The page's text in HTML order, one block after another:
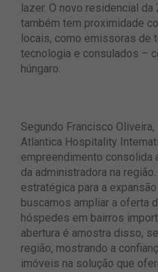
lazer. O novo residencial da
também tem proximidade
locais, como emissoras de
tecnologia e consulados –
húngaro.
Segundo Francisco
Atlantica Hospitality
empreendimento consolida
da administradora na
estratégica para a
buscamos ampliar a oferta
hóspedes em bairros
abertura é amostra disso,
região, mostrando a
imóveis na solução que